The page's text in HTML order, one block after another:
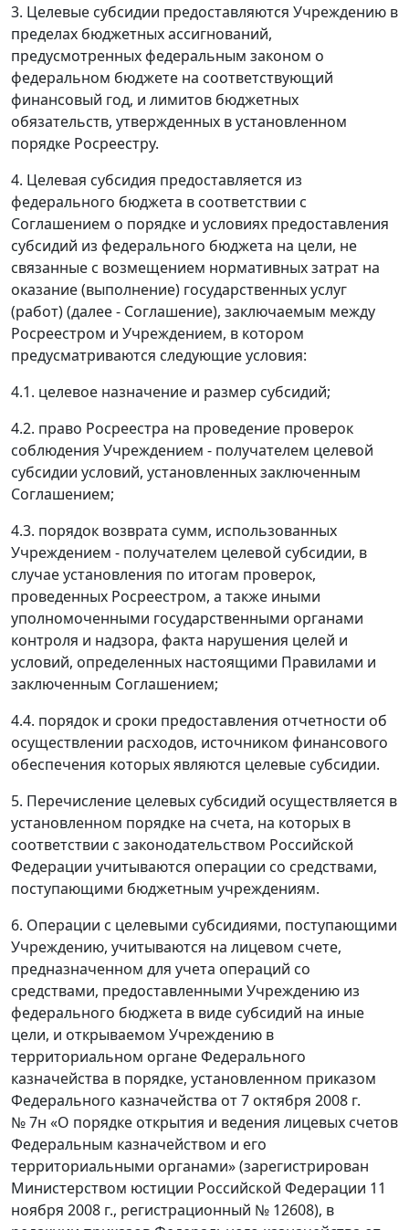
3. Целевые субсидии предоставляются Учреждению в
пределах бюджетных ассигнований,
предусмотренных федеральным законом о
федеральном бюджете на соответствующий
финансовый год, и лимитов бюджетных
обязательств, утвержденных в установленном
порядке Росреестру.
4. Целевая субсидия предоставляется из
федерального бюджета в соответствии с
Соглашением о порядке и условиях предоставления
субсидий из федерального бюджета на цели, не
связанные с возмещением нормативных затрат на
оказание (выполнение) государственных услуг
(работ) (далее - Соглашение), заключаемым между
Росреестром и Учреждением, в котором
предусматриваются следующие условия:
4.1. целевое назначение и размер субсидий;
4.2. право Росреестра на проведение проверок
соблюдения Учреждением - получателем целевой
субсидии условий, установленных заключенным
Соглашением;
4.3. порядок возврата сумм, использованных
Учреждением - получателем целевой субсидии, в
случае установления по итогам проверок,
проведенных Росреестром, а также иными
уполномоченными государственными органами
контроля и надзора, факта нарушения целей и
условий, определенных настоящими Правилами и
заключенным Соглашением;
4.4. порядок и сроки предоставления отчетности об
осуществлении расходов, источником финансового
обеспечения которых являются целевые субсидии.
5. Перечисление целевых субсидий осуществляется в
установленном порядке на счета, на которых в
соответствии с законодательством Российской
Федерации учитываются операции со средствами,
поступающими бюджетным учреждениям.
6. Операции с целевыми субсидиями, поступающими
Учреждению, учитываются на лицевом счете,
предназначенном для учета операций со
средствами, предоставленными Учреждению из
федерального бюджета в виде субсидий на иные
цели, и открываемом Учреждению в
территориальном органе Федерального
казначейства в порядке, установленном приказом
Федерального казначейства от 7 октября 2008 г.
№ 7н «О порядке открытия и ведения лицевых счетов
Федеральным казначейством и его
территориальными органами» (зарегистрирован
Министерством юстиции Российской Федерации 11
ноября 2008 г., регистрационный № 12608), в